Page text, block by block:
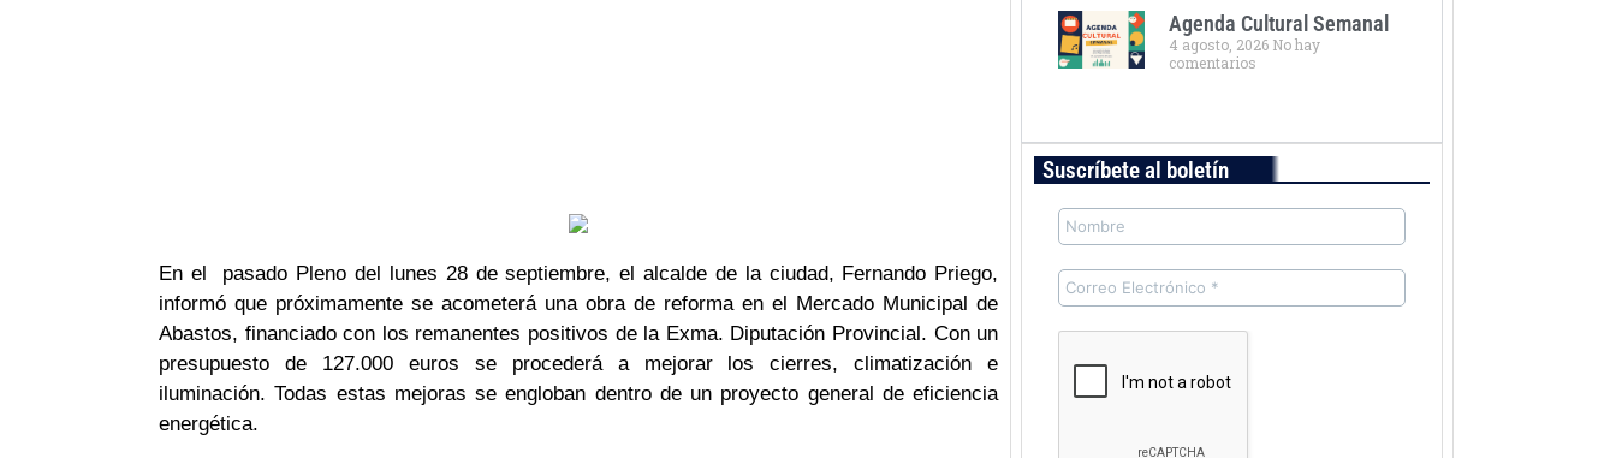
En el pasado Pleno del lunes 28 de septiembre, el alcalde de la ciudad, Fernando Priego,
informó que próximamente se acometerá una obra de reforma en el Mercado Municipal de
Abastos, financiado con los remanentes positivos de la Exma. Diputación Provincial. Con un
presupuesto de 127.000 euros se procederá a mejorar los cierres, climatización e
iluminación. Todas estas mejoras se engloban dentro de un proyecto general de eficiencia
energética.
Agenda Cultural Semanal
4 agosto, 2026 No hay
comentarios
Suscríbete al boletín